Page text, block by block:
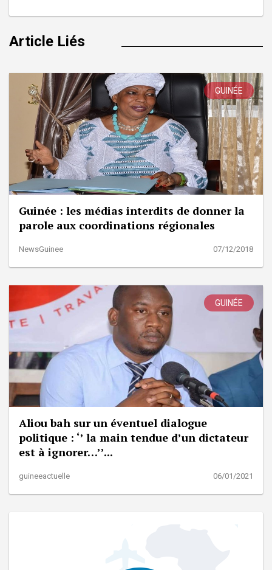
Article Liés
GUINÉE
Guinée : les médias interdits de donner la
parole aux coordinations régionales
NewsGuinee 07/12/2018
GUINÉE
Aliou bah sur un éventuel dialogue
politique : ‘’ la main tendue d’un dictateur
est à ignorer…’’...
guineeactuelle 06/01/2021